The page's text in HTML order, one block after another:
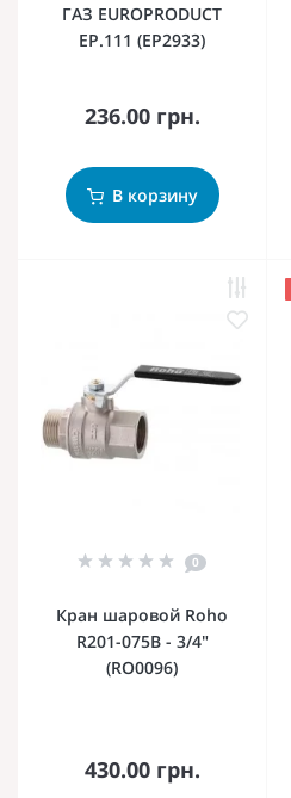
ГАЗ EUROPRODUCT
EP.111 (EP2933)
236.00 грн.
В корзину
0
Кран шаровой Roho
R201-075B - 3/4"
(RO0096)
430.00 грн.